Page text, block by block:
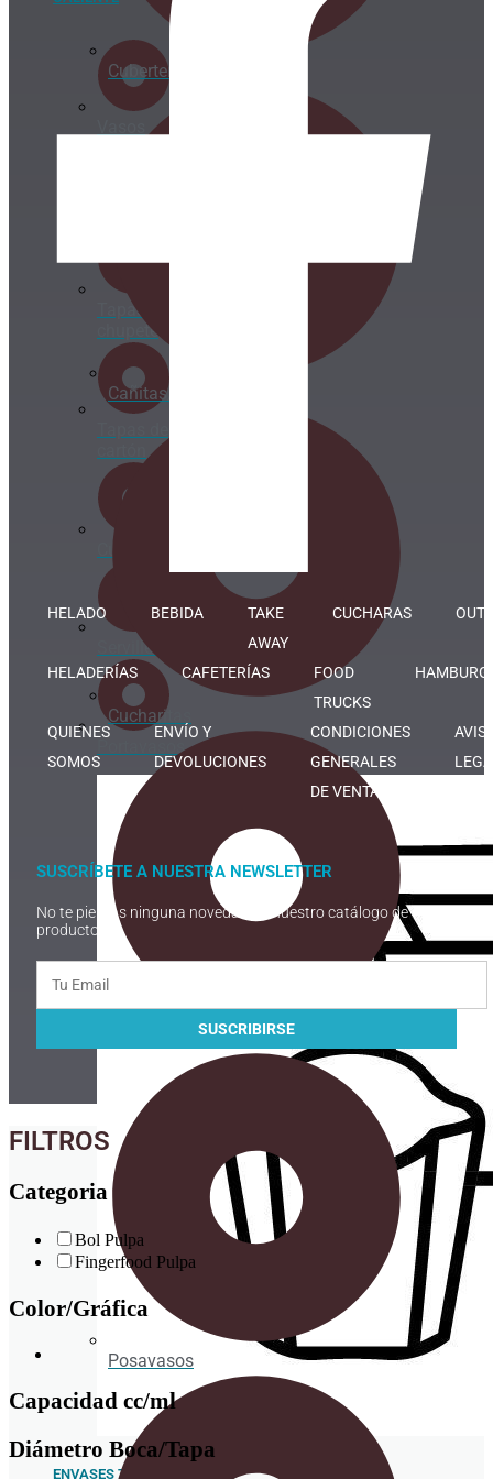
Tapas
chupete
Servilletas
Portavasos
ENVASES TAKE
Cubertería
Cañitas/Pajitas
Cucharitas
Posavasos
HELADO BEBIDA
TAKE
AWAY
CUCHARAS
HELADERÍAS CAFETERÍAS
FOOD
TRUCKS
QUIENES
SOMOS
ENVÍO Y
DEVOLUCIONES
CONDICIONES
GENERALES
DE VENTA
SUSCRÍBETE A NUESTRA NEWSLETTER
No te pierdas ninguna novedad de nuestro catálogo de
productos
FILTROS
Categoria
Bol Pulpa
Fingerfood Pulpa
Color/Gráfica
Capacidad cc/ml
Diámetro Boca/Tapa